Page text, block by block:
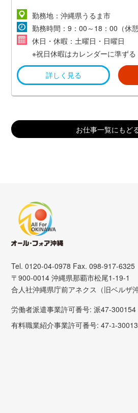
時給1,050円×8h×21日=176,400円
＋交通費＋社会保障
勤務地：沖縄県うるま市
勤務時間：9：00～18：00（休憩
休日・休暇：土曜日・日曜日
※祝日休暇はカレンダーに準ずる
詳しく見る
お仕事一覧にもど
Tel. 0120-04-0978 Fax. 098-917-6325
〒900-0014 沖縄県那覇市松尾1-19-1
合人社沖縄県庁前アネクス（旧ベルザ
労働者派遣事業許可番号: 派47-300154
有料職業紹介事業許可番号: 47-ﾕ-